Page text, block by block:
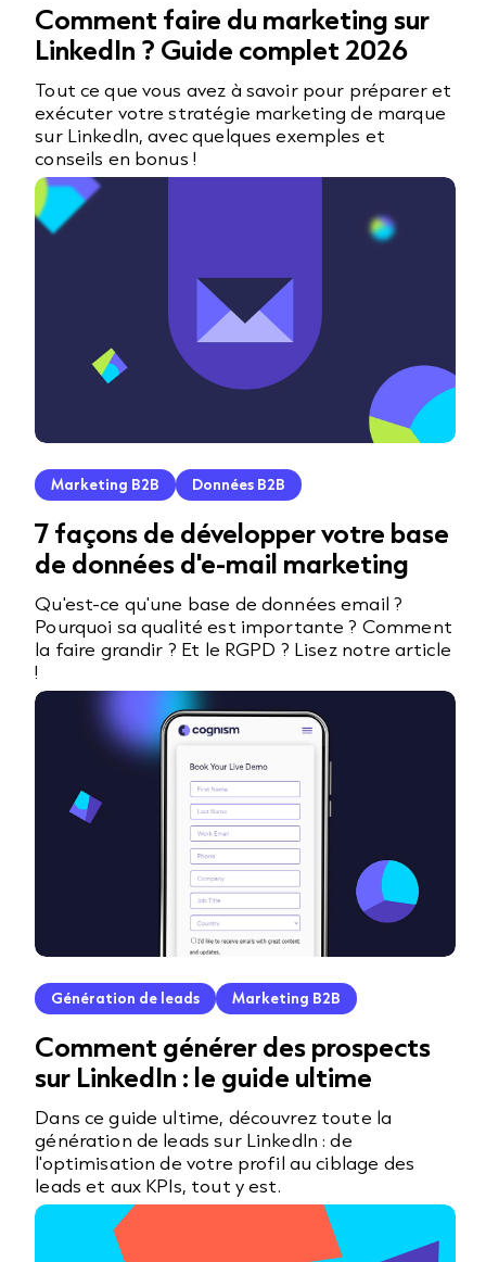
Comment faire du marketing sur
LinkedIn ? Guide complet 2026
Tout ce que vous avez à savoir pour préparer et
exécuter votre stratégie marketing de marque
sur LinkedIn, avec quelques exemples et
conseils en bonus !
Marketing B2B Données B2B
7 façons de développer votre base
de données d'e-mail marketing
Qu'est-ce qu'une base de données email ?
Pourquoi sa qualité est importante ? Comment
la faire grandir ? Et le RGPD ? Lisez notre article
!
Génération de leads Marketing B2B
Comment générer des prospects
sur LinkedIn : le guide ultime
Dans ce guide ultime, découvrez toute la
génération de leads sur LinkedIn : de
l'optimisation de votre profil au ciblage des
leads et aux KPIs, tout y est.